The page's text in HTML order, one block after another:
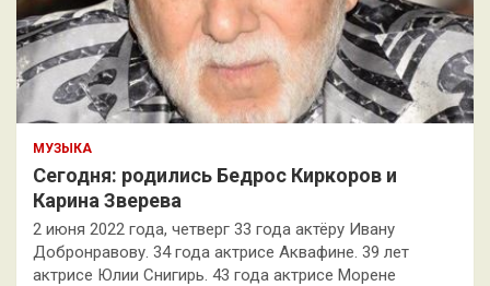
МУЗЫКА
Сегодня: родились Бедрос Киркоров и
Карина Зверева
2 июня 2022 года, четверг 33 года актёру Ивану
Добронравову. 34 года актрисе Аквафине. 39 лет
актрисе Юлии Снигирь. 43 года актрисе Морене